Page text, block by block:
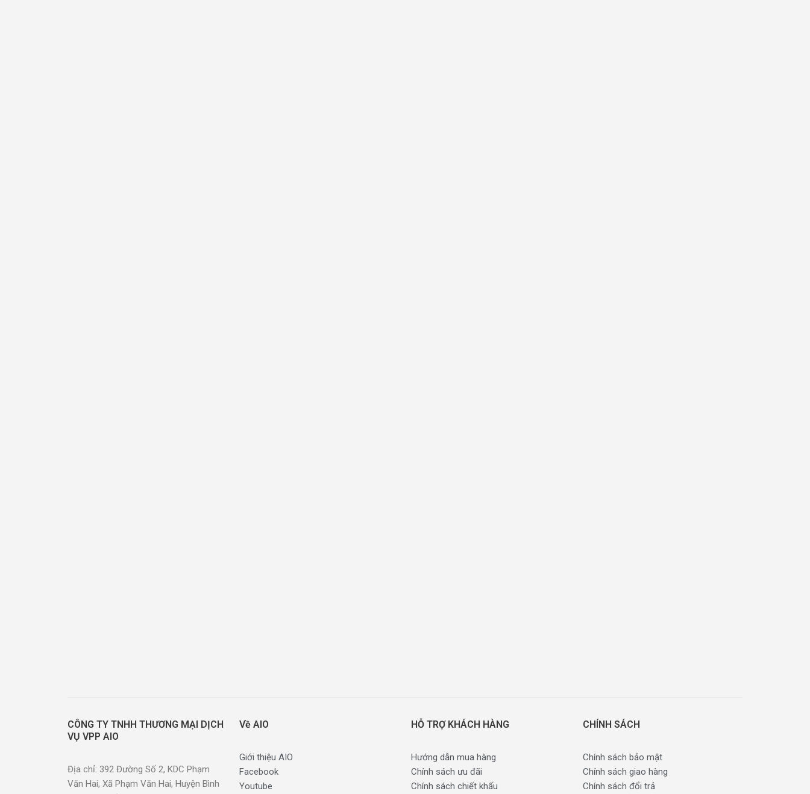
CÔNG TY TNHH THƯƠNG MẠI DỊCH
VỤ VPP AIO
Địa chỉ: 392 Đường Số 2, KDC Phạm
Văn Hai, Xã Phạm Văn Hai, Huyện Bình
Về AIO
Giới thiệu AIO
Facebook
Youtube
HỖ TRỢ KHÁCH HÀNG
Hướng dẫn mua hàng
Chính sách ưu đãi
Chính sách chiết khấu
CHÍNH SÁCH
Chính sách bảo mật
Chính sách giao hàng
Chính sách đổi trả